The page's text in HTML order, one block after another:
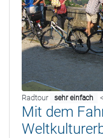
Radtour sehr einfach
Mit dem